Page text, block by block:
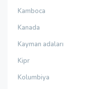
Kamboca
Kanada
Kayman adaları
Kipr
Kolumbiya